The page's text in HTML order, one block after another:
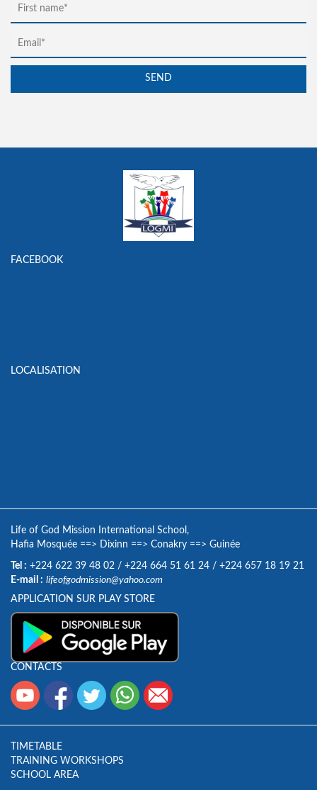
FACEBOOK
LOCALISATION
Life of God Mission International School,
Hafia Mosquée ==> Dixinn ==> Conakry ==> Guinée
Tel : +224 622 39 48 02 / +224 664 51 61 24 / +224 657 18 19 21
E-mail : lifeofgodmission@yahoo.com
APPLICATION SUR PLAY STORE
CONTACTS
TIMETABLE
TRAINING WORKSHOPS
SCHOOL AREA